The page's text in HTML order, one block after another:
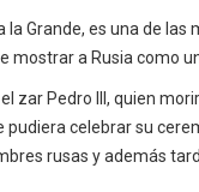
la Grande, es una de
a Rusia como
zar Pedro III, quien
celebrar su
rusas y además